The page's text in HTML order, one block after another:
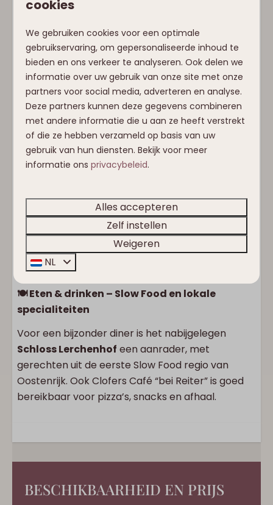
📍 Ligging & bereikbaarheid
Het park ligt in Obermöschach, vlak naast
Hermagor en op korte afstand van de Millennium
Express gondel. Ook het beroemde Weissensee-
meer ligt in de buurt. Het park is goed bereikbaar
via hoofdwegen, zonder steile bergpassen –
comfortabel in elk seizoen.
🏔️ Over de omgeving – Bergbeleving in zomer
’s Winters ski je in Nassfeld of schaats je op de
Weissensee. In de zomer verken je wandelroutes,
bergmeren en fietsnetwerken. Geniet van rust en
ruimte of kies juist voor sportieve uitdagingen –
hier kan het allemaal.
🍽️ Eten & drinken – Slow Food en lokale
specialiteiten
Voor een bijzonder diner is het nabijgelegen
Schloss Lerchenhof een aanrader, met
gerechten uit de eerste Slow Food regio van
Oostenrijk. Ook Clofers Café “bei Reiter” is goed
bereikbaar voor pizza’s, snacks en afhaal.
BESCHIKBAARHEID EN PRIJS
cookies
We gebruiken cookies voor een optimale
gebruikservaring, om gepersonaliseerde inhoud te
bieden en ons verkeer te analyseren. Ook delen we
informatie over uw gebruik van onze site met onze
partners voor social media, adverteren en analyse.
Deze partners kunnen deze gegevens combineren
met andere informatie die u aan ze heeft verstrekt
of die ze hebben verzameld op basis van uw
gebruik van hun diensten. Bekijk voor meer
informatie onsprivacybeleid.
Alles accepteren
Zelf instellen
Weigeren
NL